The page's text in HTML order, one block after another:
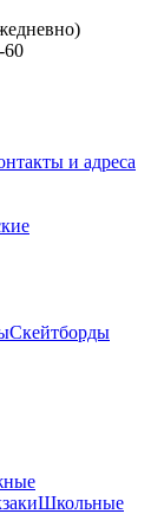
60
и адреса
Скейтборды
Школьные